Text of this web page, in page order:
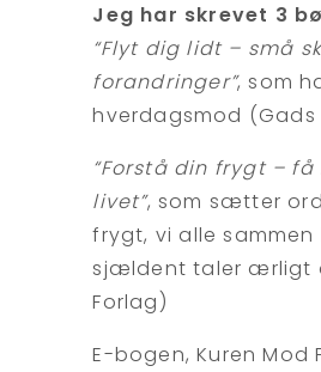
Jeg har skrevet 3
“Flyt dig lidt – små
forandringer”, som
hverdagsmod
“Forstå din frygt –
livet”, som sætter
frygt, vi alle sammen
sjældent taler ærligt
Forlag)
E-bogen, Kuren Mod